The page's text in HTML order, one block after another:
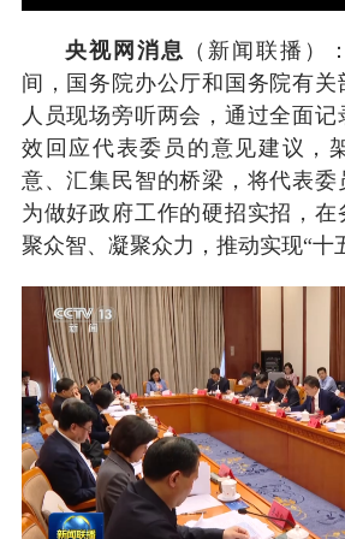
央视网消息
（新闻联播）
间，国务院办公厅和国务院有
人员现场旁听两会，通过全面
效回应代表委员的意见建议，
意、汇集民智的桥梁，将代表委
为做好政府工作的硬招实招，在
聚众智、凝聚众力，推动实现“十